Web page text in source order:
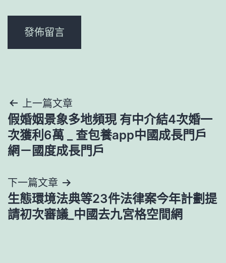
文
章
導
覽
上一篇文章
假婚姻景象多地頻現 有中介結4次婚一
次獲利6萬 _ 查包養app中國成長門戶
網－國度成長門戶
下一篇文章
生態環境法典等23件法律案今年計劃提
請初次審議_中國去九宮格空間網